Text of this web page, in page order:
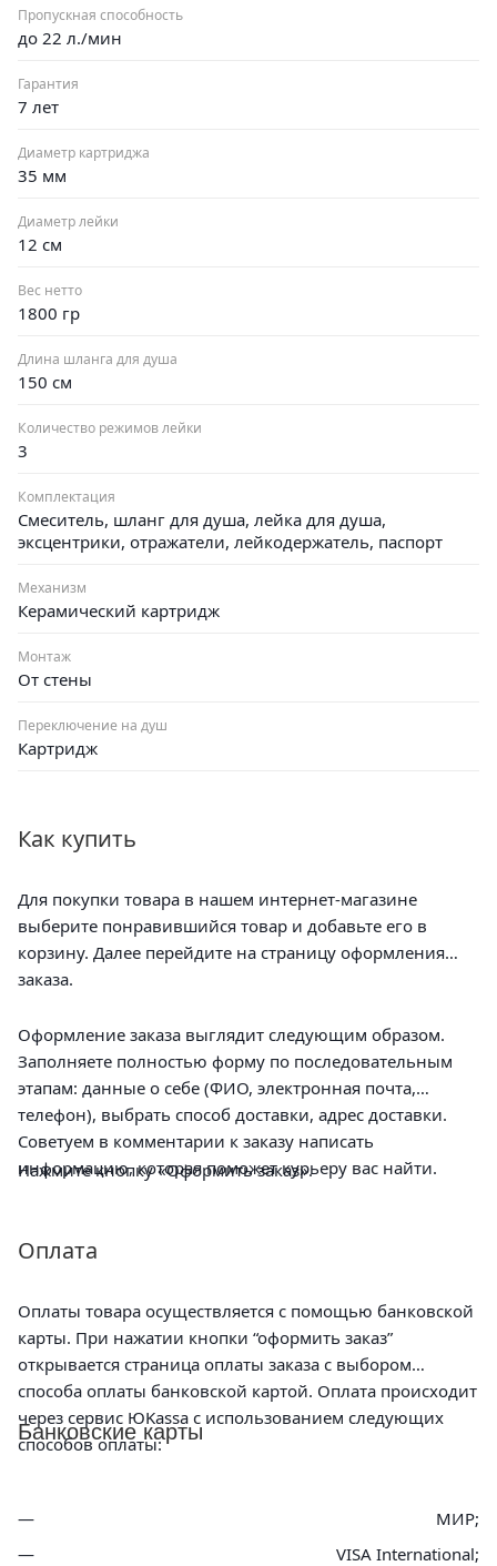
Пропускная способность
до 22 л./мин
Гарантия
7 лет
Диаметр картриджа
35 мм
Диаметр лейки
12 см
Вес нетто
1800 гр
Длина шланга для душа
150 см
Количество режимов лейки
3
Комплектация
Смеситель, шланг для душа, лейка для душа,
эксцентрики, отражатели, лейкодержатель, паспорт
Механизм
Керамический картридж
Монтаж
От стены
Переключение на душ
Картридж
Как купить
Для покупки товара в нашем интернет-магазине
выберите понравившийся товар и добавьте его в
корзину. Далее перейдите на страницу оформления
заказа.
Оформление заказа выглядит следующим образом.
Заполняете полностью форму по последовательным
этапам: данные о себе (ФИО, электронная почта,
телефон), выбрать способ доставки, адрес доставки.
Советуем в комментарии к заказу написать
информацию, которая поможет курьеру вас найти.
Нажмите кнопку «Оформить заказ».
Оплата
Оплаты товара осуществляется с помощью банковской
карты. При нажатии кнопки “оформить заказ”
открывается страница оплаты заказа с выбором
способа оплаты банковской картой. Оплата происходит
через сервис ЮKassa с использованием следующих
способов оплаты:
Банковские карты
МИР;
VISA International;